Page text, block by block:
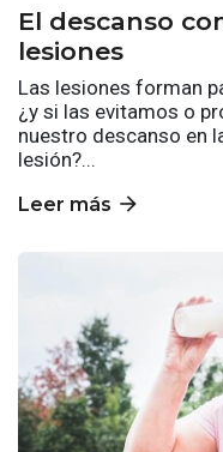
El descanso
lesiones
Las lesiones forman
¿y si las evitamos o
nuestro descanso en
lesión?...
Leer más arrow_forward